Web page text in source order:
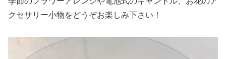
クセサリー小物をどうぞお楽しみ下さい！